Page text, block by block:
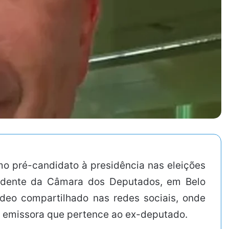
pré-candidato à presidência nas eleições
da Câmara dos Deputados, em Belo
compartilhado nas redes sociais, onde
que pertence ao ex-deputado.